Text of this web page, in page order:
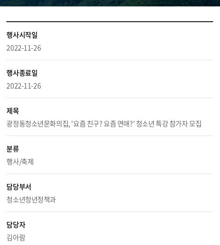
행사시작일
2022-11-26
행사종료일
2022-11-26
제목
광정동청소년문화의집, '요즘 친구? 요즘 연애?' 청소년 특강 참가자 모집
분류
행사/축제
담당부서
청소년청년정책과
담당자
김아람